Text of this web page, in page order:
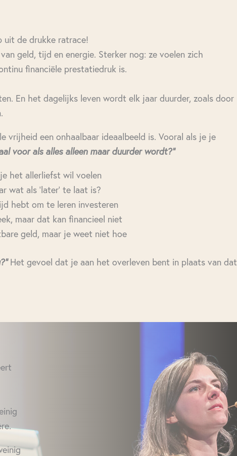
uit de drukke ratrace!
geld, tijd en energie. Sterker nog: ze voelen zich
financiële prestatiedruk is.
En het dagelijks leven wordt elk jaar duurder, zoals door
vrijheid een onhaalbaar ideaalbeeld is. Vooral als je je
voor als alles alleen maar duurder wordt?”
het allerliefst wil voelen
wat als ‘later’ te laat is?
hebt om te leren investeren
maar dat kan financieel niet
geld, maar je weet niet hoe
Het gevoel dat je aan het overleven bent in plaats van dat